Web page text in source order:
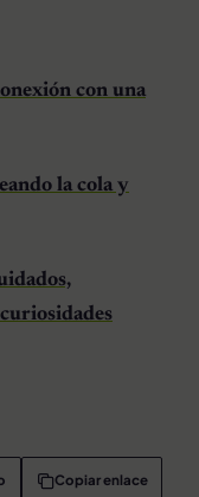
con una
la cola y
Copiar enlace